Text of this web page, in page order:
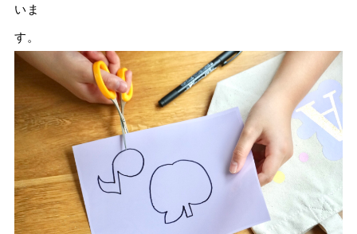
いま